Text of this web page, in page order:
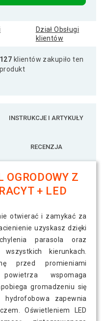
Dział Obsługi
klientów
127 klientów zakupiło ten
produkt
INSTRUKCJE I ARTYKUŁY
RECENZJA
OGRODOWY Z
+ LED
otwierać i zamykać za
uzyskasz dzięki
parasola oraz
kierunkach.
przed promieniami
wspomaga
gromadzeniu się
hydrofobowa zapewnia
Oświetleniem LED